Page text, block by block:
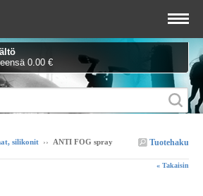
0.00 €
Tuotehaku
silikonit ›› ANTI FOG spray
« Takaisin